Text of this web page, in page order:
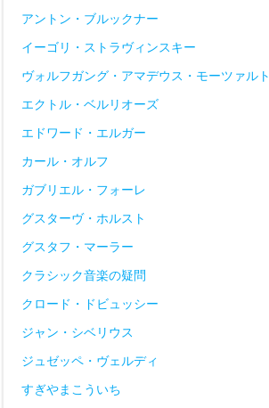
アントン・ブルックナー
イーゴリ・ストラヴィンスキー
ヴォルフガング・アマデウス・モーツァルト
エクトル・ベルリオーズ
エドワード・エルガー
カール・オルフ
ガブリエル・フォーレ
グスターヴ・ホルスト
グスタフ・マーラー
クラシック音楽の疑問
クロード・ドビュッシー
ジャン・シベリウス
ジュゼッペ・ヴェルディ
すぎやまこういち